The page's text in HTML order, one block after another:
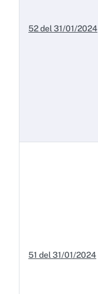
52 del 31/01/2024
51 del 31/01/2024